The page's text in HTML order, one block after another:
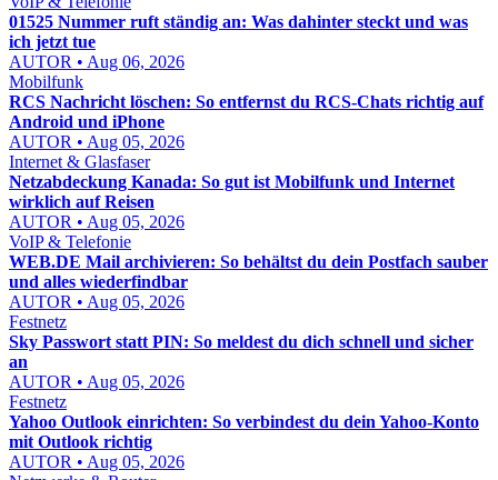
01525 Nummer ruft ständig an: Was dahinter steckt und was
ich jetzt tue
AUTOR • Aug 06, 2026
Mobilfunk
RCS Nachricht löschen: So entfernst du RCS-Chats richtig auf
Android und iPhone
AUTOR • Aug 05, 2026
Internet & Glasfaser
Netzabdeckung Kanada: So gut ist Mobilfunk und Internet
wirklich auf Reisen
AUTOR • Aug 05, 2026
VoIP & Telefonie
WEB.DE Mail archivieren: So behältst du dein Postfach sauber
und alles wiederfindbar
AUTOR • Aug 05, 2026
Festnetz
Sky Passwort statt PIN: So meldest du dich schnell und sicher
an
AUTOR • Aug 05, 2026
Festnetz
Yahoo Outlook einrichten: So verbindest du dein Yahoo-Konto
mit Outlook richtig
AUTOR • Aug 05, 2026